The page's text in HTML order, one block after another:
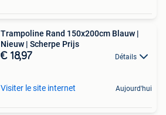
Trampoline Rand 150x200cm Blauw |
Nieuw | Scherpe Prijs
€ 18,97 Détails
Visiter le site internet Aujourd'hui